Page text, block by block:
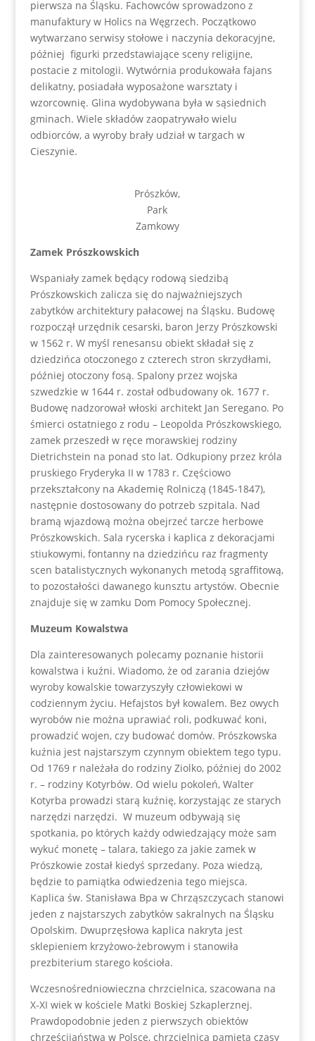
pierwsza na Śląsku. Fachowców sprowadzono z
manufaktury w Holics na Węgrzech. Początkowo
wytwarzano serwisy stołowe i naczynia dekoracyjne,
później figurki przedstawiające sceny religijne,
postacie z mitologii. Wytwórnia produkowała fajans
delikatny, posiadała wyposażone warsztaty i
wzorcownię. Glina wydobywana była w sąsiednich
gminach. Wiele składów zaopatrywało wielu
odbiorców, a wyroby brały udział w targach w
Cieszynie.
Prószków,
Park
Zamkowy
Zamek Prószkowskich
Wspaniały zamek będący rodową siedzibą
Prószkowskich zalicza się do najważniejszych
zabytków architektury pałacowej na Śląsku. Budowę
rozpoczął urzędnik cesarski, baron Jerzy Prószkowski
w 1562 r. W myśl renesansu obiekt składał się z
dziedzińca otoczonego z czterech stron skrzydłami,
później otoczony fosą. Spalony przez wojska
szwedzkie w 1644 r. został odbudowany ok. 1677 r.
Budowę nadzorował włoski architekt Jan Seregano. Po
śmierci ostatniego z rodu – Leopolda Prószkowskiego,
zamek przeszedł w ręce morawskiej rodziny
Dietrichstein na ponad sto lat. Odkupiony przez króla
pruskiego Fryderyka II w 1783 r. Częściowo
przekształcony na Akademię Rolniczą (1845-1847),
następnie dostosowany do potrzeb szpitala. Nad
bramą wjazdową można obejrzeć tarcze herbowe
Prószkowskich. Sala rycerska i kaplica z dekoracjami
stiukowymi, fontanny na dziedzińcu raz fragmenty
scen batalistycznych wykonanych metodą sgraffitową,
to pozostałości dawanego kunsztu artystów. Obecnie
znajduje się w zamku Dom Pomocy Społecznej.
Muzeum Kowalstwa
Dla zainteresowanych polecamy poznanie historii
kowalstwa i kuźni. Wiadomo, że od zarania dziejów
wyroby kowalskie towarzyszyły człowiekowi w
codziennym życiu. Hefajstos był kowalem. Bez owych
wyrobów nie można uprawiać roli, podkuwać koni,
prowadzić wojen, czy budować domów. Prószkowska
kuźnia jest najstarszym czynnym obiektem tego typu.
Od 1769 r należała do rodziny Ziolko, później do 2002
r. – rodziny Kotyrbów. Od wielu pokoleń, Walter
Kotyrba prowadzi starą kuźnię, korzystając ze starych
narzędzi narzędzi. W muzeum odbywają się
spotkania, po których każdy odwiedzający może sam
wykuć monetę – talara, takiego za jakie zamek w
Prószkowie został kiedyś sprzedany. Poza wiedzą,
będzie to pamiątka odwiedzenia tego miejsca.
Kaplica św. Stanisława Bpa w Chrząszczycach stanowi
jeden z najstarszych zabytków sakralnych na Śląsku
Opolskim. Dwuprzęsłowa kaplica nakryta jest
sklepieniem krzyżowo-żebrowym i stanowiła
prezbiterium starego kościoła.
Wczesnośredniowieczna chrzcielnica, szacowana na
X-XI wiek w kościele Matki Boskiej Szkaplerznej.
Prawdopodobnie jeden z pierwszych obiektów
chrześcijaństwa w Polsce, chrzcielnica pamięta czasy